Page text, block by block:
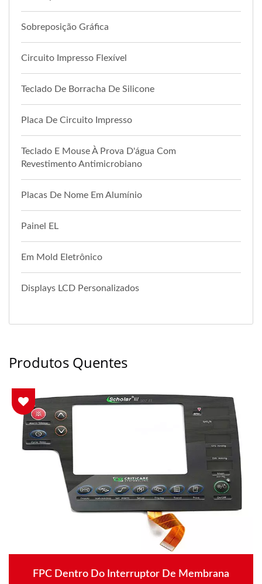
Sobreposição Gráfica
Circuito Impresso Flexível
Teclado De Borracha De Silicone
Placa De Circuito Impresso
Teclado E Mouse À Prova D'água Com
Revestimento Antimicrobiano
Placas De Nome Em Alumínio
Painel EL
Em Mold Eletrônico
Displays LCD Personalizados
Produtos Quentes
FPC Dentro Do Interruptor De Membrana